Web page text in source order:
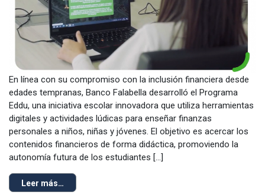
En línea con su compromiso con la inclusión financiera desde
edades tempranas, Banco Falabella desarrolló el Programa
Eddu, una iniciativa escolar innovadora que utiliza herramientas
digitales y actividades lúdicas para enseñar finanzas
personales a niños, niñas y jóvenes. El objetivo es acercar los
contenidos financieros de forma didáctica, promoviendo la
autonomía futura de los estudiantes […]
Leer más…